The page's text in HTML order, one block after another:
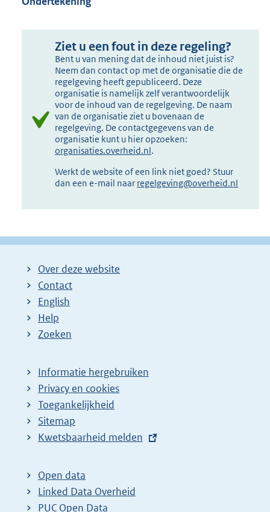
Ziet u een fout in deze regeling?
Bent u van mening dat de inhoud niet juist is?
Neem dan contact op met de organisatie die de
regelgeving heeft gepubliceerd. Deze
organisatie is namelijk zelf verantwoordelijk
voor de inhoud van de regelgeving. De naam
van de organisatie ziet u bovenaan de
regelgeving. De contactgegevens van de
organisatie kunt u hier opzoeken:
organisaties.overheid.nl.
Werkt de website of een link niet goed? Stuur
dan een e-mail naar regelgeving@overheid.nl
Over deze website
Contact
English
Help
Zoeken
Informatie hergebruiken
Privacy en cookies
Toegankelijkheid
Sitemap
E
t
e
r
Kwetsbaarheid melden
Open data
Linked Data Overheid
PUC Open Data